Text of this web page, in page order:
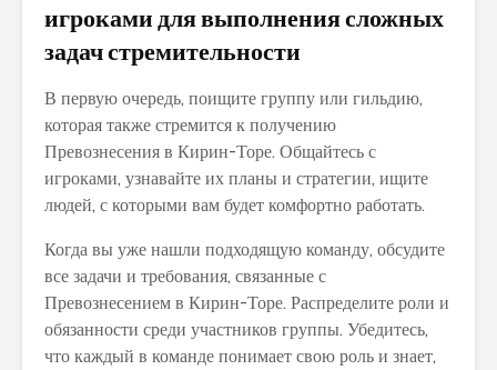
игроками для выполнения сложных
задач стремительности
В первую очередь, поищите группу или гильдию,
которая также стремится к получению
Превознесения в Кирин-Торе. Общайтесь с
игроками, узнавайте их планы и стратегии, ищите
людей, с которыми вам будет комфортно работать.
Когда вы уже нашли подходящую команду, обсудите
все задачи и требования, связанные с
Превознесением в Кирин-Торе. Распределите роли и
обязанности среди участников группы. Убедитесь,
что каждый в команде понимает свою роль и знает,